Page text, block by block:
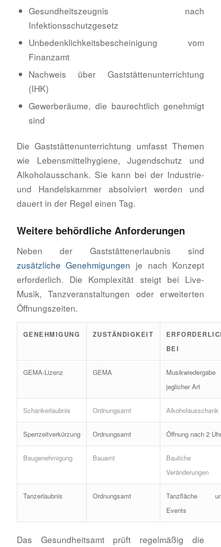
Gesundheitszeugnis nach
Infektionsschutzgesetz
Unbedenklichkeitsbescheinigung vom
Finanzamt
Nachweis über Gaststättenunterrichtung
(IHK)
Gewerberäume, die baurechtlich genehmigt
sind
Die Gaststättenunterrichtung umfasst Themen
wie Lebensmittelhygiene, Jugendschutz und
Alkoholausschank. Sie kann bei der Industrie-
und Handelskammer absolviert werden und
dauert in der Regel einen Tag.
Weitere behördliche Anforderungen
Neben der Gaststättenerlaubnis sind
zusätzliche Genehmigungen je nach Konzept
erforderlich. Die Komplexität steigt bei Live-
Musik, Tanzveranstaltungen oder erweiterten
Öffnungszeiten.
GENEHMIGUNG ZUSTÄNDIGKEIT
BEI
GEMA-Lizenz GEMA
Musikwiedergabe
jeglicher Art
Schankerlaubnis Ordnungsamt Alkoholausschank
Sperrzeitverkürzung Ordnungsamt Öffnung nach 2 Uhr
Baugenehmigung Bauamt
Bauliche
Veränderungen
Tanzerlaubnis Ordnungsamt
Tanzfläche
Events
Das Gesundheitsamt prüft regelmäßig die